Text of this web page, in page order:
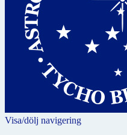
Visa/dölj navigering